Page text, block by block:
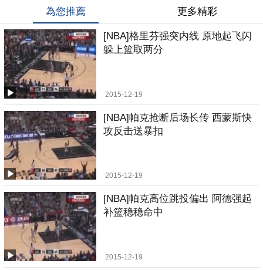
為您推薦 更多精彩
[NBA]格里芬强突内线 原地起飞闪
躲上篮取两分
2015-12-19
[NBA]帕克抢断后场长传 西蒙斯快
攻反击送暴扣
2015-12-19
[NBA]帕克高位跳投偏出 阿德强起
补篮稳稳命中
2015-12-19